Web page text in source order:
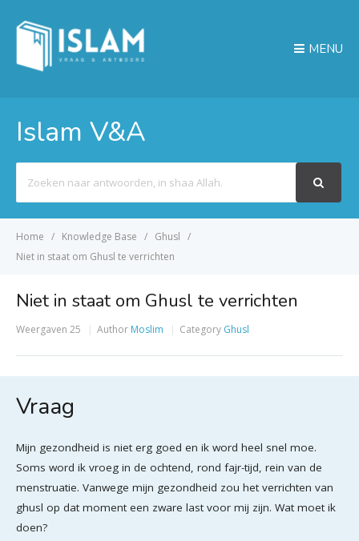
MENU
Islam V&A
For
Home Knowledge Base
Ghusl
Niet in staat om Ghusl te verrichten
Niet in staat om Ghusl te verrichten
Weergaven 25 Author Moslim Category Ghusl
Vraag
Mijn gezondheid is niet erg goed en ik word heel snel moe.
Soms word ik vroeg in de ochtend, rond fajr-tijd, rein van de
menstruatie. Vanwege mijn gezondheid zou het verrichten van
ghusl op dat moment een zware last voor mij zijn. Wat moet ik
doen?